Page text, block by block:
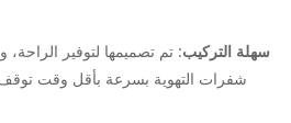
سهلة التركيب: تم تصميمها لتوفير
شفرات التهوية بسرعة بأقل وقت توقف